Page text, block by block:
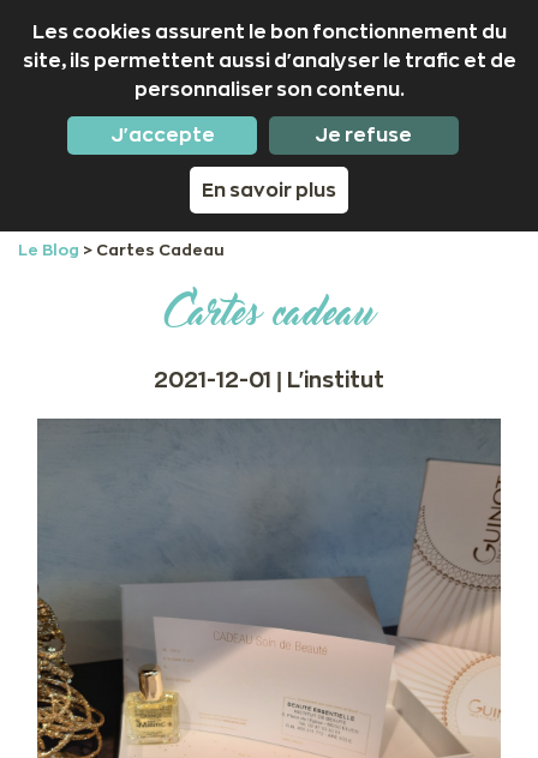
Les cookies assurent le bon fonctionnement du
site, ils permettent aussi d'analyser le trafic et de
personnaliser son contenu.
J'accepte Je refuse
En savoir plus
Le Blog > Cartes Cadeau
Cartes cadeau
2021-12-01 | L'institut